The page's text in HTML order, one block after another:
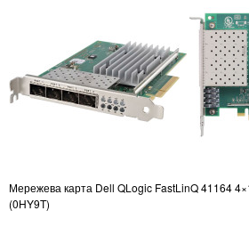
Мережева карта Dell QLogic FastLinQ 41164
(0HY9T)